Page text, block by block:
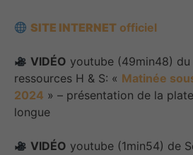
SITE INTERNET officiel
VIDÉO youtube (49min48)
ressources H & S: « Matinée
2024 » – présentation de la
longue
VIDÉO youtube (1min54) de